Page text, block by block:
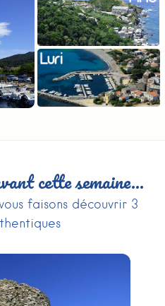
cette semaine…
faisons découvrir 3